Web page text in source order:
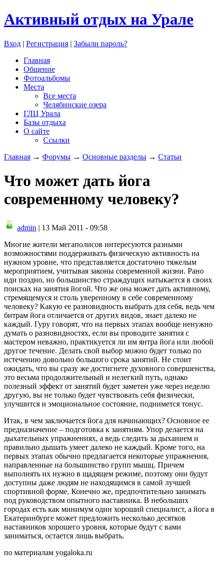
Активный отдых на Урале
Вход | Регистрация | Забыли пароль?
Главная
Общение
Фотоальбомы
Места
Все места
Челябинские озера
ГЛЦ Урала
Базы отдыха
О сайте
Ссылки
Главная → Форумы → Основные разделы → Статьи
Что может дать йога
современному человеку?
admin | 13 Май 2011 - 09:58
Многие жители мегаполисов интересуются разными
возможностями поддерживать физическую активность на
нужном уровне, что представляется достаточно тяжелым
мероприятием, учитывая законы современной жизни. Рано
иди поздно, но большинство страждущих натыкается в своих
поисках на занятия йогой. Что же она может дать активному,
стремящемуся и столь уверенному в себе современному
человеку? Какую ее разновидность выбрать для себя, ведь чем
битрам йога отличается от других видов, знает далеко не
каждый. Гуру говорят, что на первых этапах вообще ненужно
думать о разновидностях, если вы проводите занятия с
мастером неважно, практикуется ли им янтра йога или любой
другое течение. Делать свой выбор можно будет только по
истечению довольно большого срока занятий. Не стоит
ожидать, что вы сразу же достигнете духовного совершенства,
это весьма продолжительный и нелегкий путь, однако
полезный эффект от занятий будет заметен уже через неделю
другую, вы не только будет чувствовать себя физически,
улучшится и эмоциональное состояние, поднимется тонус.
Итак, в чем заключается йога для начинающих? Основное ее
предназначение – подготовка к занятиям. Упор делается на
дыхательных упражнениях, а ведь следить за дыханием и
правильно дышать умеет далеко не каждый. Кроме того, на
первых этапах обычно предлагается некоторые упражнения,
направленные на большинство групп мышц. Причем
выполнять их нужно в щадящем режиме, поэтому они будут
доступны даже людям не находящимся в самой лучшей
спортивной форме. Конечно же, предпочтительно занимать
под руководством опытного наставника. В небольших
городах есть как минимум один хороший специалист, а йога в
Екатеринбурге может предложить несколько десятков
наставников хорошего уровня, которые будут с вами
заниматься, остается лишь выбрать.
по материалам yogaloka.ru